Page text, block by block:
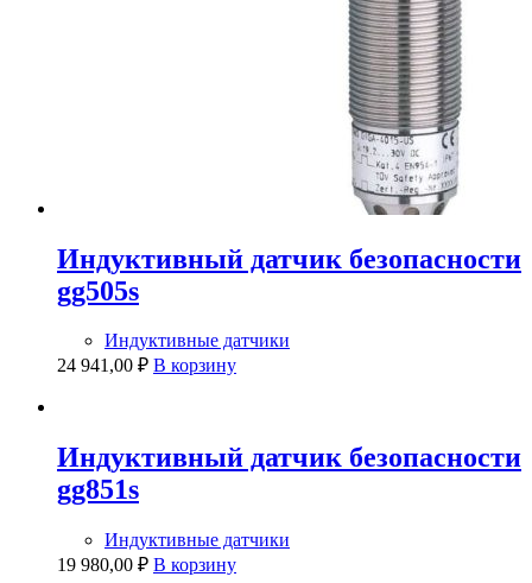
Индуктивный датчик безопасности
gg505s
Индуктивные датчики
24 941,00 ₽ В корзину
Индуктивный датчик безопасности
gg851s
Индуктивные датчики
19 980,00 ₽ В корзину